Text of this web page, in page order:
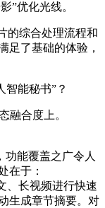
”优化光线。
的综合处理流程和
足了基础的体验，
智能秘书”？
融合度上。
功能覆盖之广令人
在于：
、长视频进行快速
生成章节摘要。对